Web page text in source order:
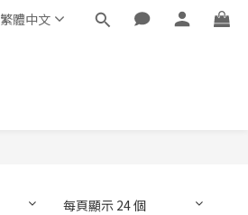
繁體中文
每頁顯示 24 個